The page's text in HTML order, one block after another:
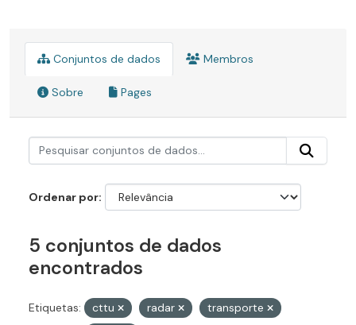
Conjuntos de dados Membros
Sobre Pages
Ordenar por
5 conjuntos de dados
encontrados
Etiquetas: cttu radar
transporte